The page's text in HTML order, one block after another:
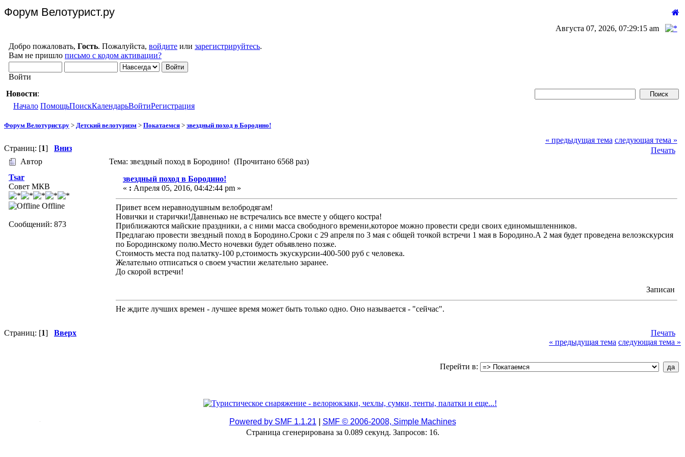
Форум Велотурист.ру
Августа 07, 2026, 07:29:15 am
Добро пожаловать, Гость. Пожалуйста, войдите или зарегистрируйтесь.
Вам не пришло письмо с кодом активации?
Войти
Новости:
Начало ПомощьПоискКалендарьВойтиРегистрация
Форум Велотурист.ру > Детский велотуризм > Покатаемся > звездный поход в Бородино!
Страниц: [1] Вниз
« предыдущая тема следующая тема »
Печать
Автор
Тема: звездный поход в Бородино! (Прочитано 6568 раз)
Tsar
Совет МКВ
Offline
Сообщений: 873
звездный поход в Бородино!
« : Апреля 05, 2016, 04:42:44 pm »
Привет всем неравнодушным велобродягам!
Новички и старички!Давненько не встречались все вместе у общего костра!
Приближаются майские праздники, а с ними масса свободного времени,которое можно провести среди своих единомышленников.
Предлагаю провести звездный поход в Бородино.Сроки с 29 апреля по 3 мая с общей точкой встречи 1 мая в Бородино.А 2 мая будет проведена велоэкскурсия
по Бородинскому полю.Место ночевки будет объявлено позже.
Стоимость места под палатку-100 р,стоимость экускурсии-400-500 руб с человека.
Желательно отписаться о своем участии желательно заранее.
До скорой встречи!
Записан
Не ждите лучших времен - лучшее время может быть только одно. Оно называется - "сейчас".
Страниц: [1] Вверх
Печать
« предыдущая тема следующая тема »
Перейти в:
Powered by SMF 1.1.21
SMF © 2006-2008, Simple Machines
Страница сгенерирована за 0.089 секунд. Запросов: 16.